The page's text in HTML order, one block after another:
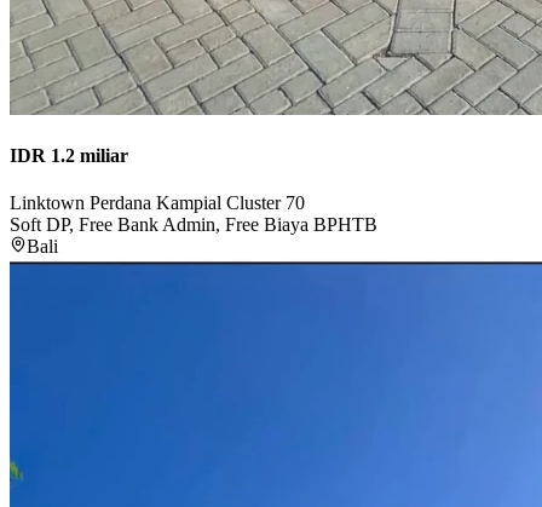
IDR 1.2 miliar
Linktown Perdana Kampial Cluster 70
Soft DP, Free Bank Admin, Free Biaya BPHTB
Bali